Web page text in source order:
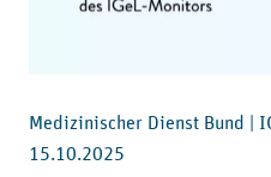
Medizinischer Dienst Bund |
15.10.2025